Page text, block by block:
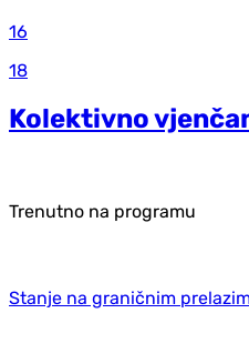
16
18
Kolektivno
Trenutno na programu
Stanje na graničnim